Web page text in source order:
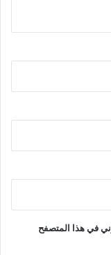
في هذا المتصفح